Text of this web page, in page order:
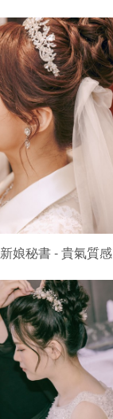
新娘秘書 - 貴氣質感